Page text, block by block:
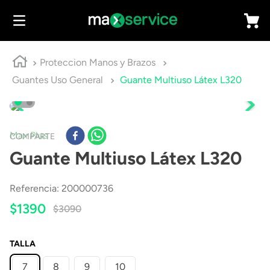
Proteccion Manos y Brazos
Guantes Uso General
Guante Multiuso Látex L320
COMPARTE
Max Plus
Guante Multiuso Látex L320
Referencia: 200000736
$1390 $3090
TALLA
7 8 9 10